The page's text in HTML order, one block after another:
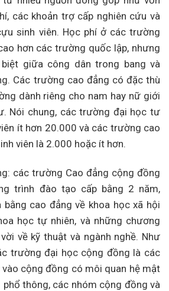
các khoản trợ cấp nghiên cứu và
sinh viên. Học phí ở các trường
hơn các trường quốc lập, nhưng
giữa công dân trong bang và
Các trường cao đẳng có đặc thù
dành riêng cho nam hay nữ giới
Nói chung, các trường đại học tư
ít hơn 20.000 và các trường cao
viên là 2.000 hoặc ít hơn.
các trường Cao đẳng cộng đồng
trình đào tạo cấp bằng 2 năm,
cao đẳng về khoa học xã hội
học tự nhiên, và những chương
về kỹ thuật và ngành nghề. Như
trường đại học cộng đồng là các
cộng đồng có môi quan hệ mật
thông, các nhóm cộng đồng và